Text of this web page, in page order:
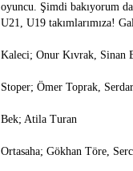
oyuncu. Şimdi bakıyorum
U21, U19 takımlarımıza!
Kaleci; Onur Kıvrak, Sinan
Stoper; Ömer Toprak,
Bek; Atila Turan
Ortasaha; Gökhan Töre,